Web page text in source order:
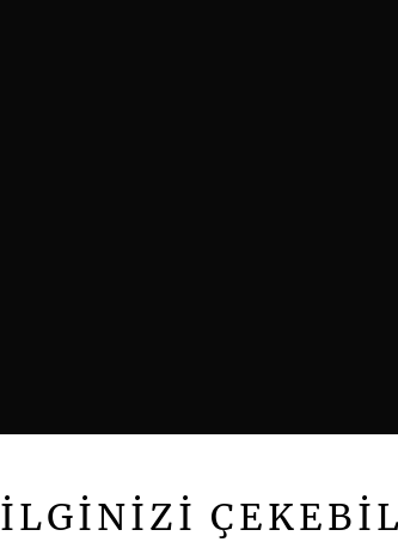
İLGİNİZİ